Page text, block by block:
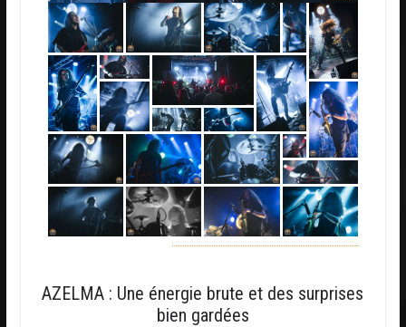
AZELMA : Une énergie brute et des surprises
bien gardées